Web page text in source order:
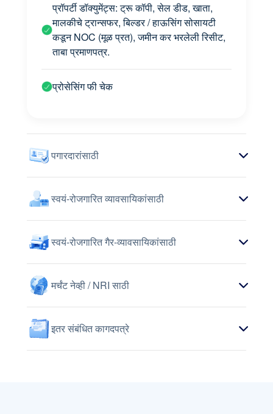
प्रॉपर्टी डॉक्युमेंट्स: ट्रू कॉपी, सेल डीड, खाता,
मालकीचे ट्रान्सफर, बिल्डर / हाऊसिंग सोसायटी
कडून NOC (मूळ प्रत), जमीन कर भरलेली रिसीट,
ताबा प्रमाणपत्र.
प्रोसेसिंग फी चेक
पगारदारांसाठी
स्वयं-रोजगारित व्यावसायिकांसाठी
स्वयं-रोजगारित गैर-व्यावसायिकांसाठी
मर्चंट नेव्ही / NRI साठी
इतर संबंधित कागदपत्रे